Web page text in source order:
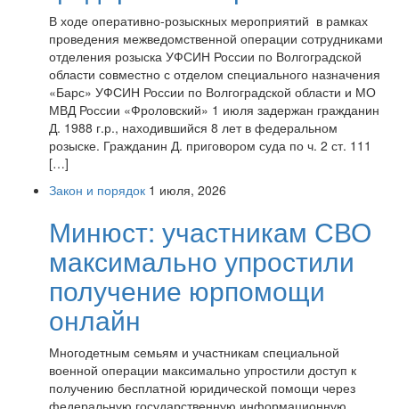
В ходе оперативно-розыскных мероприятий в рамках
проведения межведомственной операции сотрудниками
отделения розыска УФСИН России по Волгоградской
области совместно с отделом специального назначения
«Барс» УФСИН России по Волгоградской области и МО
МВД России «Фроловский» 1 июля задержан гражданин
Д. 1988 г.р., находившийся 8 лет в федеральном
розыске. Гражданин Д. приговором суда по ч. 2 ст. 111
[…]
Закон и порядок 1 июля, 2026
Минюст: участникам СВО
максимально упростили
получение юрпомощи
онлайн
Многодетным семьям и участникам специальной
военной операции максимально упростили доступ к
получению бесплатной юридической помощи через
федеральную государственную информационную